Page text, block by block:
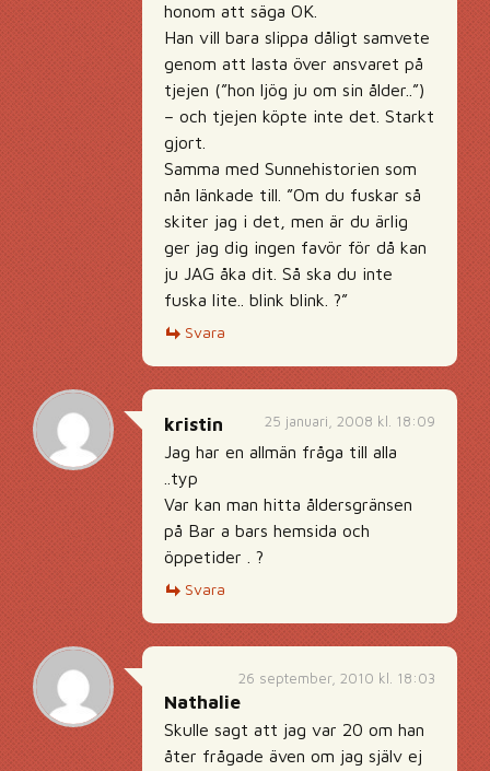
honom att säga OK.
Han vill bara slippa dåligt samvete
genom att lasta över ansvaret på
tjejen (”hon ljög ju om sin ålder..”)
– och tjejen köpte inte det. Starkt
gjort.
Samma med Sunnehistorien som
nån länkade till. ”Om du fuskar så
skiter jag i det, men är du ärlig
ger jag dig ingen favör för då kan
ju JAG åka dit. Så ska du inte
fuska lite.. blink blink. ?”
Svara
25 januari, 2008 kl. 18:09
kristin
Jag har en allmän fråga till alla
..typ
Var kan man hitta åldersgränsen
på Bar a bars hemsida och
öppetider . ?
Svara
26 september, 2010 kl. 18:03
Nathalie
Skulle sagt att jag var 20 om han
åter frågade även om jag själv ej